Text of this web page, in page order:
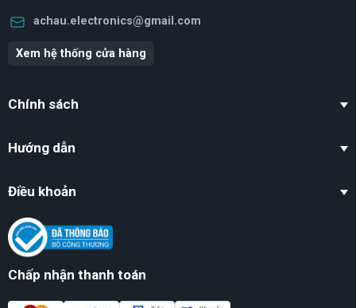
achau.electronics@gmail.com
Xem hệ thống cửa hàng
Chính sách
Hướng dẫn
Điều khoản
Chấp nhận thanh toán